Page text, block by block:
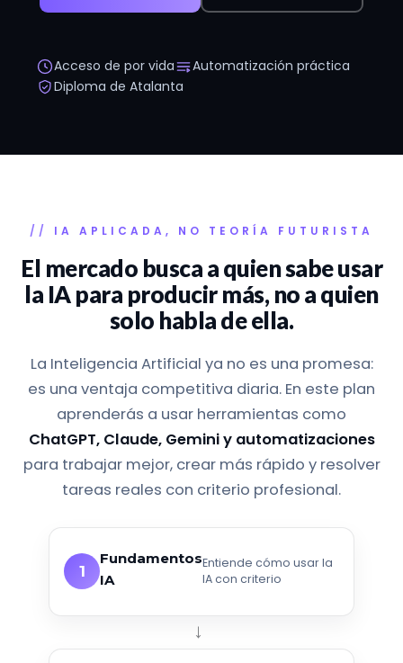
Acceso de por vida
Automatización práctica
Diploma de Atalanta
IA APLICADA, NO TEORÍA FUTURISTA
El mercado busca a quien sabe usar
la IA para producir más,no a quien
solo habla de ella.
La Inteligencia Artificial ya no es una promesa:
es una ventaja competitiva diaria. En este plan
aprenderás a usar herramientas como
ChatGPT, Claude, Gemini y automatizaciones
para trabajar mejor, crear más rápido y resolver
tareas reales con criterio profesional.
1
Fundamentos
IA
Entiende cómo usar la
IA con criterio
→